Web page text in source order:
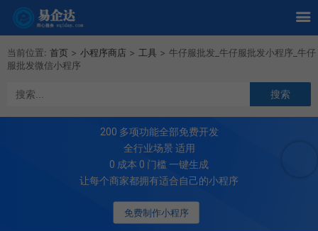
当前位置: 首页 > 小程序商店 > 工具 > 牛仔服批发_牛仔服批发小程序_牛仔
服批发微信小程序
免费制作小程序
200 多项功能全部免费开发
全行业场景 适用
0 成本 0 门槛 一键生成
让每个商家都拥有适合自己的小程序